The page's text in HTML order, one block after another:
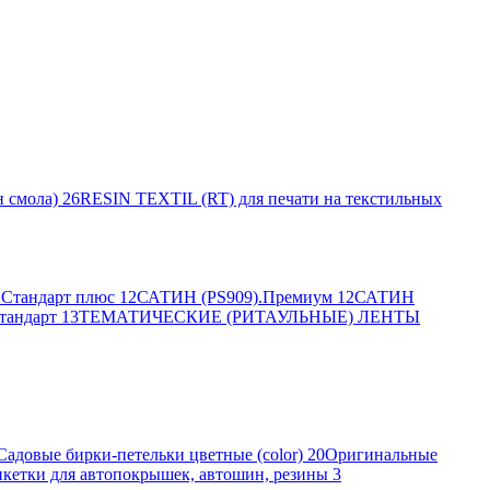
смола) 26RESIN TEXTIL (RT) для печати на текстильных
плюс 12САТИН (PS909).Премиум 12САТИН
13ТЕМАТИЧЕСКИЕ (РИТАУЛЬНЫЕ) ЛЕНТЫ
бирки-петельки цветные (color) 20Оригинальные
для автопокрышек, автошин, резины 3